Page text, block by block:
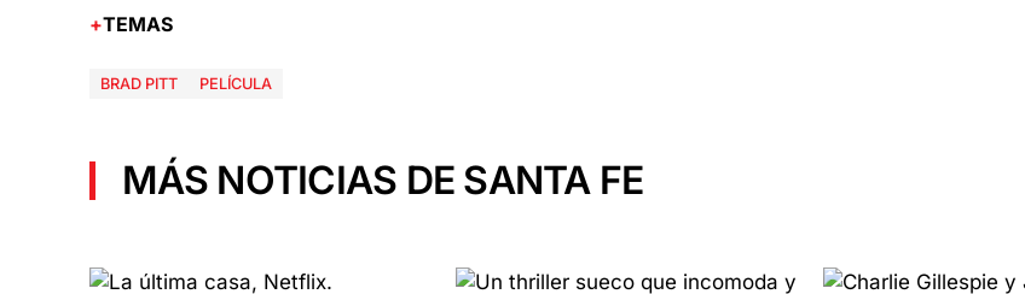
TEMAS
BRAD PITT PELÍCULA
MÁS NOTICIAS DE SANTA FE